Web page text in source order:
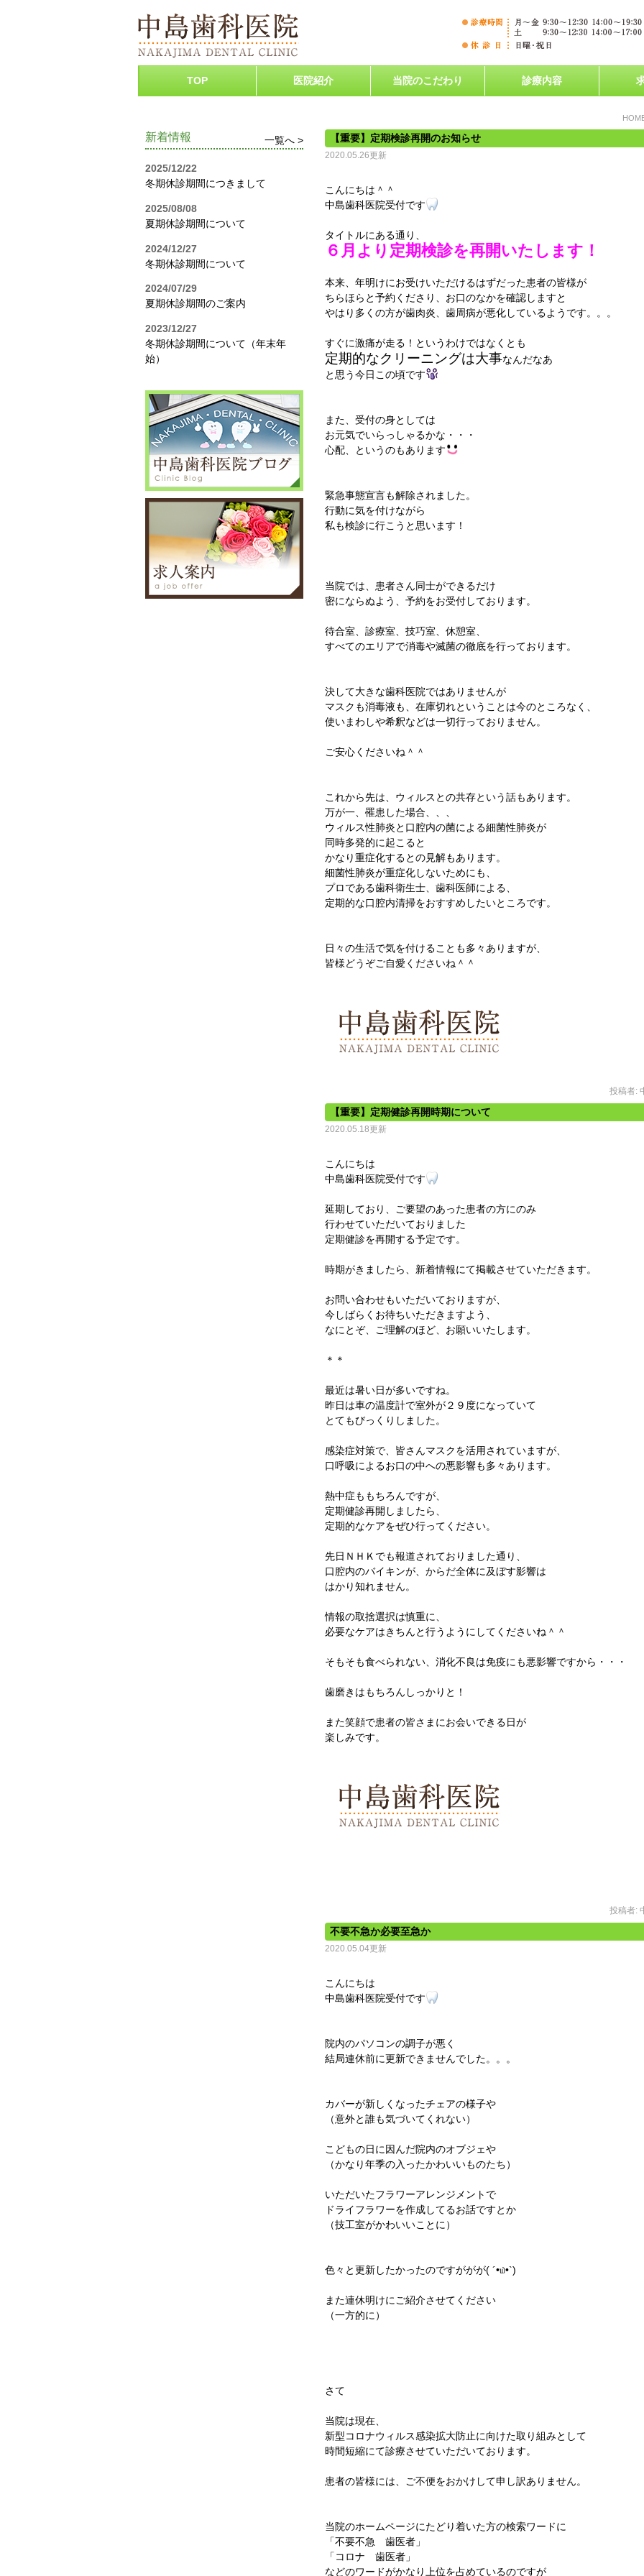
TOP 医院紹介 当院のこだわり 診療内容
【重要】定期検診再開のお知らせ
2020.05.26更新
こんにちは＾＾
中島歯科医院受付です
タイトルにある通り、
６月より定期検診を再開いたします！
本来、年明けにお受けいただけるはずだった患者の皆様が
ちらほらと予約くださり、お口のなかを確認しますと
やはり多くの方が歯肉炎、歯周病が悪化しているようです。。。
すぐに激痛が走る！というわけではなくとも
定期的なクリーニングは大事なんだなあ
と思う今日この頃です
また、受付の身としては
お元気でいらっしゃるかな・・・
心配、というのもあります
緊急事態宣言も解除されました。
行動に気を付けながら
私も検診に行こうと思います！
当院では、患者さん同士ができるだけ
密にならぬよう、予約をお受付しております。
待合室、診療室、技巧室、休憩室、
すべてのエリアで消毒や滅菌の徹底を行っております。
決して大きな歯科医院ではありませんが
マスクも消毒液も、在庫切れということは今のところなく、
使いまわしや希釈などは一切行っておりません。
ご安心くださいね＾＾
これから先は、ウィルスとの共存という話もあります。
万が一、罹患した場合、、、
ウィルス性肺炎と口腔内の菌による細菌性肺炎が
同時多発的に起こると
かなり重症化するとの見解もあります。
細菌性肺炎が重症化しないためにも、
プロである歯科衛生士、歯科医師による、
定期的な口腔内清掃をおすすめしたいところです。
日々の生活で気を付けることも多々ありますが、
皆様どうぞご自愛くださいね＾＾
投稿者:
【重要】定期健診再開時期について
2020.05.18更新
こんにちは
中島歯科医院受付です
延期しており、ご要望のあった患者の方にのみ
行わせていただいておりました
定期健診を再開する予定です。
時期がきましたら、新着情報にて掲載させていただきます。
お問い合わせもいただいておりますが、
今しばらくお待ちいただきますよう、
なにとぞ、ご理解のほど、お願いいたします。
＊＊
最近は暑い日が多いですね。
昨日は車の温度計で室外が２９度になっていて
とてもびっくりしました。
感染症対策で、皆さんマスクを活用されていますが、
口呼吸によるお口の中への悪影響も多々あります。
熱中症ももちろんですが、
定期健診再開しましたら、
定期的なケアをぜひ行ってください。
先日ＮＨＫでも報道されておりました通り、
口腔内のバイキンが、からだ全体に及ぼす影響は
はかり知れません。
情報の取捨選択は慎重に、
必要なケアはきちんと行うようにしてくださいね＾＾
そもそも食べられない、消化不良は免疫にも悪影響ですから・・・
歯磨きはもちろんしっかりと！
また笑顔で患者の皆さまにお会いできる日が
楽しみです。
投稿者:
不要不急か必要至急か
2020.05.04更新
こんにちは
中島歯科医院受付です
院内のパソコンの調子が悪く
結局連休前に更新できませんでした。。。
カバーが新しくなったチェアの様子や
（意外と誰も気づいてくれない）
こどもの日に因んだ院内のオブジェや
（かなり年季の入ったかわいいものたち）
いただいたフラワーアレンジメントで
ドライフラワーを作成してるお話ですとか
（技工室がかわいいことに）
色々と更新したかったのですががが( ´•௰•`)
また連休明けにご紹介させてください
（一方的に）
さて
当院は現在、
新型コロナウィルス感染拡大防止に向けた取り組みとして
時間短縮にて診療させていただいております。
患者の皆様には、ご不便をおかけして申し訳ありません。
当院のホームページにたどり着いた方の検索ワードに
「不要不急 歯医者」
「コロナ 歯医者」
などのワードがかなり上位を占めているのですが
新着情報 一覧へ >
2025/12/22
冬期休診期間につきまして
2025/08/08
夏期休診期間について
2024/12/27
冬期休診期間について
2024/07/29
夏期休診期間のご案内
2023/12/27
冬期休診期間について（年末年
始）